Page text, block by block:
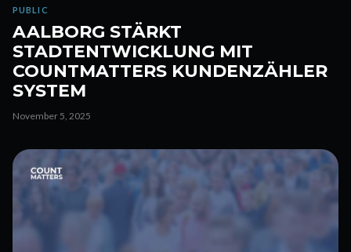
PUBLIC
AALBORG STÄRKT
STADTENTWICKLUNG MIT
COUNTMATTERS KUNDENZÄHLER
SYSTEM
November 5, 2025